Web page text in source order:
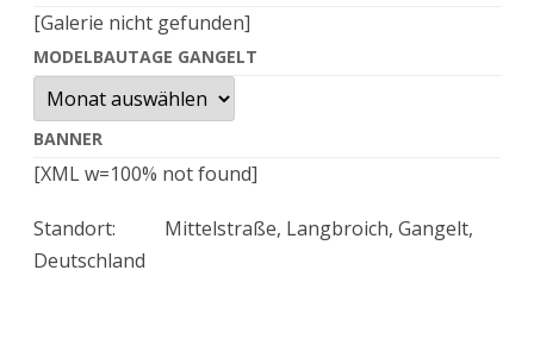
[Galerie nicht gefunden]
MODELBAUTAGE GANGELT
Modelbautage
Gangelt
BANNER
[XML w=100% not found]
Standort:
Mittelstraße, Langbroich, Gangelt,
Deutschland